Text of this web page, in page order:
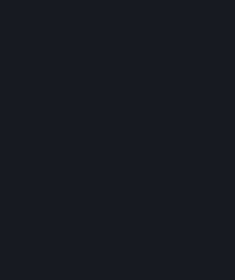
Puedes solicitar un reembolso de
durante los siguientes catorce días
comprados en Steam y no has
Para ciertos contenido y servicios,
(es decir, mensual o anual) por el que
Si una suscripción renovable no se
actual de facturación, puedes
48 horas posteriores a la compra
posteriores a cualquier renovación
el contenido ha sido utilizado si
suscripción ha sido utilizado,